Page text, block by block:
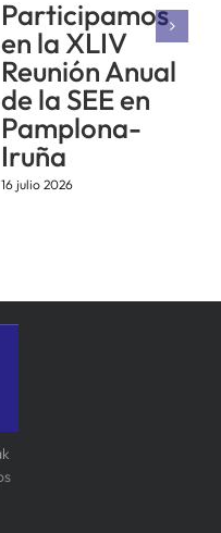
Participamos
en la XLIV
Reunión Anual
de la SEE en
Pamplona-
Iruña
16 julio 2026